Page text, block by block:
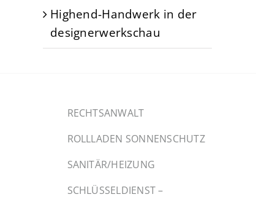
Highend-Handwerk in der
designerwerkschau
RECHTSANWALT
ROLLLADEN SONNENSCHUTZ
SANITÄR/HEIZUNG
SCHLÜSSELDIENST –